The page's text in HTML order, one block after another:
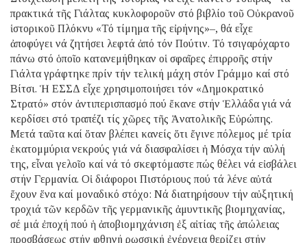
πρακτικά τῆς Γιάλτας κυκλοφοροῦν στό βιβλίο τοῦ Οὐκρανοῦ
ἱστορικοῦ Πλόκνυ «Τό τίμημα τῆς εἰρήνης»–, θά εἶχε
ἀποφύγει νά ζητήσει λεφτά ἀπό τόν Πούτιν. Τό τσιγαρόχαρτο
πάνω στό ὁποῖο κατανεμήθηκαν οἱ σφαῖρες ἐπιρροῆς στήν
Γιάλτα γράφτηκε πρίν τήν τελική μάχη στόν Γράμμο καί στό
Βίτσι. Ἡ ΕΣΣΔ εἶχε χρησιμοποιήσει τόν «Δημοκρατικό
Στρατό» στόν ἀντιπερισπασμό πού ἔκανε στήν Ἑλλάδα γιά νά
κερδίσει στό τραπέζι τίς χῶρες τῆς Ἀνατολικῆς Εὐρώπης.
Μετά ταῦτα καί ὅταν βλέπει κανείς ὅτι ἔγινε πόλεμος μέ τρία
ἑκατομμύρια νεκρούς γιά νά διασφαλίσει ἡ Μόσχα τήν αὐλή
της, εἶναι γελοῖο καί νά τό σκεφτόμαστε πώς θέλει νά εἰσβάλει
στήν Γερμανία. Οἱ διάφοροι Πιστόριους πού τά λένε αὐτά
ἔχουν ἕνα καί μοναδικό στόχο: Νά διατηρήσουν τήν αὐξητική
τροχιά τῶν κερδῶν τῆς γερμανικῆς ἀμυντικῆς βιομηχανίας,
σέ μιά ἐποχή πού ἡ ἀποβιομηχάνιση ἐξ αἰτίας τῆς ἀπώλειας
προσβάσεως στήν φθηνή ρωσσική ἐνέργεια θερίζει στήν